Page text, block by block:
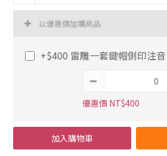
以優惠價加購商品
+$400 雷雕一套鍵帽側印注音
優惠價 NT$400
加入購物車